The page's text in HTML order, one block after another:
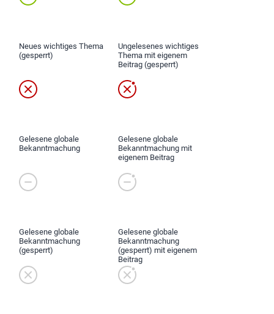
Neues wichtiges Thema
(gesperrt)
Ungelesenes wichtiges
Thema mit eigenem
Beitrag (gesperrt)
Gelesene globale
Bekanntmachung
Gelesene globale
Bekanntmachung mit
eigenem Beitrag
Gelesene globale
Bekanntmachung
(gesperrt)
Gelesene globale
Bekanntmachung
(gesperrt) mit eigenem
Beitrag